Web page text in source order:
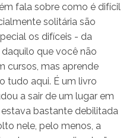
fala sobre como é difícil
solitária são
os difíceis - da
que você não
cursos, mas aprende
tudo aqui. É um livro
a sair de um lugar em
bastante debilitada
nele, pelo menos, a